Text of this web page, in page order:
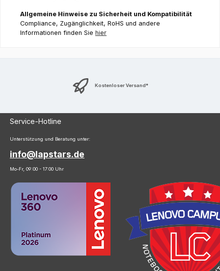
Allgemeine Hinweise zu Sicherheit und Kompatibilität
Compliance, Zugänglichkeit, RoHS und andere
Informationen finden Sie hier
Kostenloser Versand*
Service-Hotline
Unterstützung und Beratung unter:
info@lapstars.de
Mo-Fr, 09:00 - 17:00 Uhr